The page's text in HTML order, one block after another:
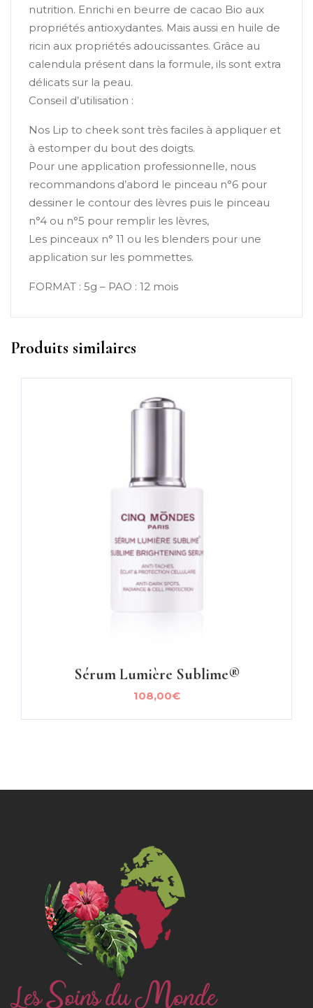
nutrition. Enrichi en beurre de cacao Bio aux
propriétés antioxydantes. Mais aussi en huile de
ricin aux propriétés adoucissantes. Grâce au
calendula présent dans la formule, ils sont extra
délicats sur la peau.
Conseil d’utilisation :
Nos Lip to cheek sont très faciles à appliquer et
à estomper du bout des doigts.
Pour une application professionnelle, nous
recommandons d’abord le pinceau n°6 pour
dessiner le contour des lèvres puis le pinceau
n°4 ou n°5 pour remplir les lèvres,
Les pinceaux n° 11 ou les blenders pour une
application sur les pommettes.
FORMAT : 5g – PAO : 12 mois
Produits similaires
Sérum Lumière Sublime®
108,00€